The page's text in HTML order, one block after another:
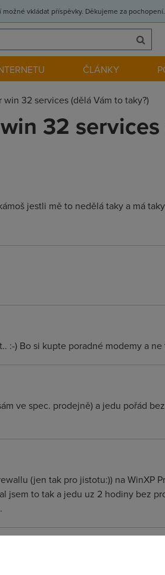
vkládat příspěvky. Děkujeme za pochopení.
ČLÁNKY
32 services (dělá Vám to taky?)
32
jestli mě to nedělá taky a má
) Bo si kupte poradné modemy a ne
ve spec. prodejně) a jedu pořád
(jen tak pro jistotu:)) na WinXP
jsem to tak a jedu uz 2 hodiny bez
zapínat fw pokaždý jinak žádný z